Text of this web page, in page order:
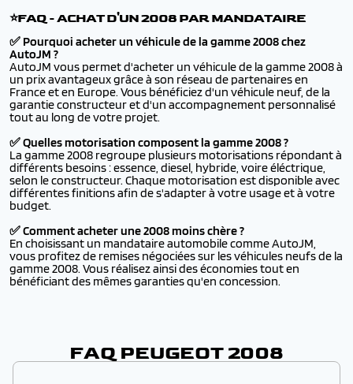
⭐FAQ - ACHAT D'UN 2008 PAR MANDATAIRE
✅ Pourquoi acheter un véhicule de la gamme 2008 chez
AutoJM ?
AutoJM vous permet d'acheter un véhicule de la gamme 2008 à
un prix avantageux grâce à son réseau de partenaires en
France et en Europe. Vous bénéficiez d'un véhicule neuf, de la
garantie constructeur et d'un accompagnement personnalisé
tout au long de votre projet.
✅ Quelles motorisation composent la gamme 2008 ?
La gamme 2008 regroupe plusieurs motorisations répondant à
différents besoins : essence, diesel, hybride, voire éléctrique,
selon le constructeur. Chaque motorisation est disponible avec
différentes finitions afin de s'adapter à votre usage et à votre
budget.
✅ Comment acheter une 2008 moins chère ?
En choisissant un mandataire automobile comme AutoJM,
vous profitez de remises négociées sur les véhicules neufs de la
gamme 2008. Vous réalisez ainsi des économies tout en
bénéficiant des mêmes garanties qu'en concession.
FAQ PEUGEOT 2008